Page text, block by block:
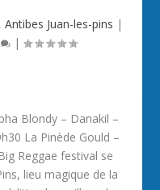
, Antibes Juan-les-pins |
|
Blondy – Danakil –
La Pinède Gould –
Reggae festival se
lieu magique de la